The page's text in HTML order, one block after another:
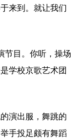
来到。就让我们
节目。你听，操场
学校京歌艺术团
演出服，舞跳的
手投足颇有舞蹈